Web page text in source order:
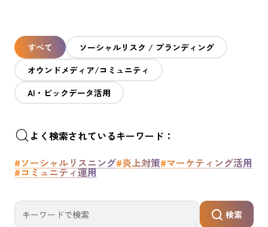
すべて
ソーシャルリスク / ブランディング
オウンドメディア/コミュニティ
AI・ビックデータ活用
よく検索されているキーワード：
#ソーシャルリスニング#炎上対策#マーケティング活用
#コミュニティ運用
検索